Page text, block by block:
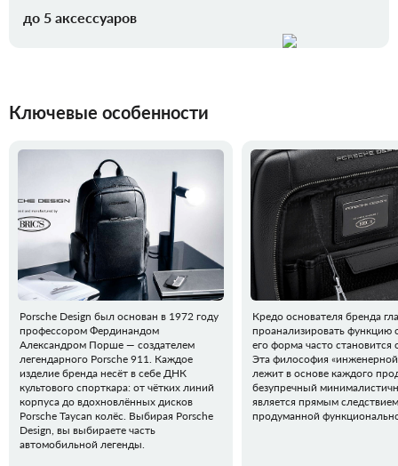
до 5 аксессуаров
Ключевые особенности
Porsche Design был основан в 1972 году
профессором Фердинандом
Александром Порше — создателем
легендарного Porsche 911. Каждое
изделие бренда несёт в себе ДНК
культового спорткара: от чётких линий
корпуса до вдохновлённых дисков
Porsche Taycan колёс. Выбирая Porsche
Design, вы выбираете часть
автомобильной легенды.
Кредо основателя бренда
проанализировать функцию
его форма часто становится
Эта философия
лежит в основе каждого
безупречный
является прямым следствием
продуманной